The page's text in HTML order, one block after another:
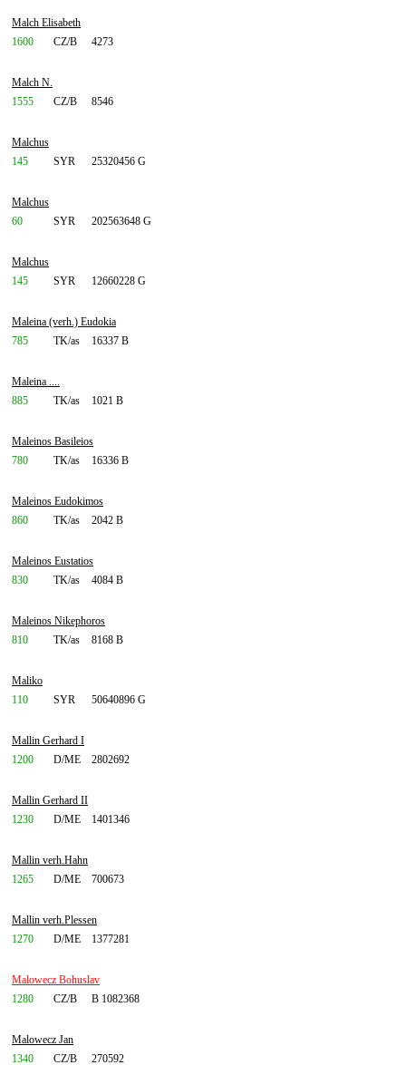
Malch Elisabeth
1600
CZ/B 4273
Malch N.
1555
CZ/B 8546
Malchus
145
SYR 25320456 G
Malchus
60
SYR 202563648 G
Malchus
145
SYR 12660228 G
Maleina (verh.) Eudokia
785
TK/as 16337 B
Maleina ....
885
TK/as 1021 B
Maleinos Basileios
780
TK/as 16336 B
Maleinos Eudokimos
860
TK/as 2042 B
Maleinos Eustatios
830
TK/as 4084 B
Maleinos Nikephoros
810
TK/as 8168 B
Maliko
110
SYR 50640896 G
Mallin Gerhard I
1200
D/ME 2802692
Mallin Gerhard II
1230
D/ME 1401346
Mallin verh.Hahn
1265
D/ME 700673
Mallin verh.Plessen
1270
D/ME 1377281
Malowecz Bohuslav
1280
CZ/B B 1082368
Malowecz Jan
1340
CZ/B 270592